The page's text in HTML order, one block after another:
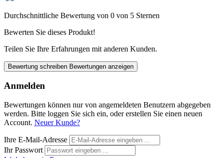
Durchschnittliche Bewertung von 0 von 5 Sternen
Bewerten Sie dieses Produkt!
Teilen Sie Ihre Erfahrungen mit anderen Kunden.
Bewertung schreiben Bewertungen anzeigen
Anmelden
Bewertungen können nur von angemeldeten Benutzern abgegeben
werden. Bitte loggen Sie sich ein, oder erstellen Sie einen neuen
Account. Neuer Kunde?
Ihre E-Mail-Adresse
Ihr Passwort